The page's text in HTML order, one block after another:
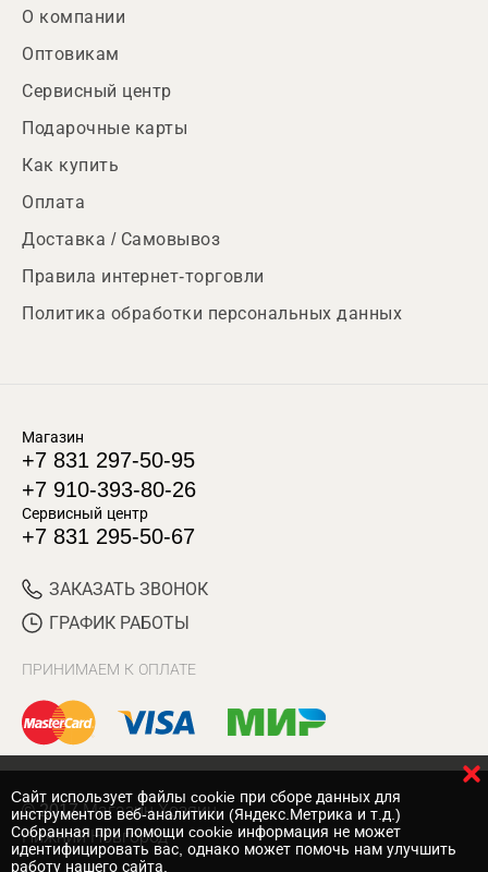
О компании
Оптовикам
Сервисный центр
Подарочные карты
Как купить
Оплата
Доставка / Самовывоз
Правила интернет-торговли
Политика обработки персональных данных
Магазин
+7 831 297-50-95
+7 910-393-80-26
Сервисный центр
+7 831 295-50-67
ЗАКАЗАТЬ ЗВОНОК
ГРАФИК РАБОТЫ
ПРИНИМАЕМ К ОПЛАТЕ
© 2017 Магазин Хозяин
Нижний Новгород
Cайт использует файлы cookie при сборе данных для
инструментов веб-аналитики (Яндекс.Метрика и т.д.)
Собранная при помощи cookie информация не может
идентифицировать вас, однако может помочь нам улучшить
работу нашего сайта.